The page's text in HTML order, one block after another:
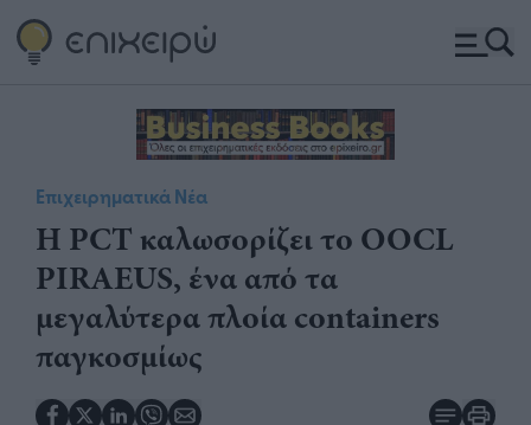
Επιχειρηματικά Νέα
H PCT καλωσορίζει το OOCL
PIRAEUS, ένα από τα
μεγαλύτερα πλοία containers
παγκοσμίως